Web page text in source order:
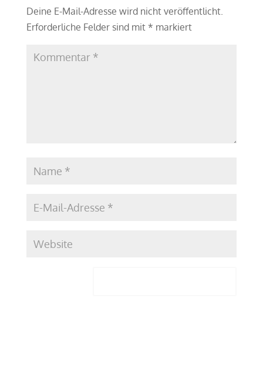
Deine E-Mail-Adresse wird nicht veröffentlicht.
Erforderliche Felder sind mit * markiert